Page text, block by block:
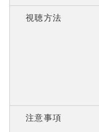
視聴方法
注意事項